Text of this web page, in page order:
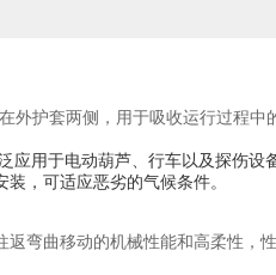
外护套两侧，用于吸收运行过程中
应用于电动葫芦、行车以及探伤设
，可适应恶劣的气候条件。
返弯曲移动的机械性能和高柔性，